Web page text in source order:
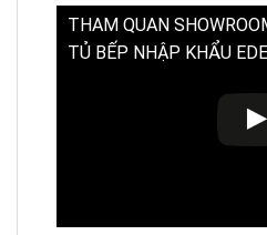
THAM QUAN
TỦ BẾP NHẬP KHẨU